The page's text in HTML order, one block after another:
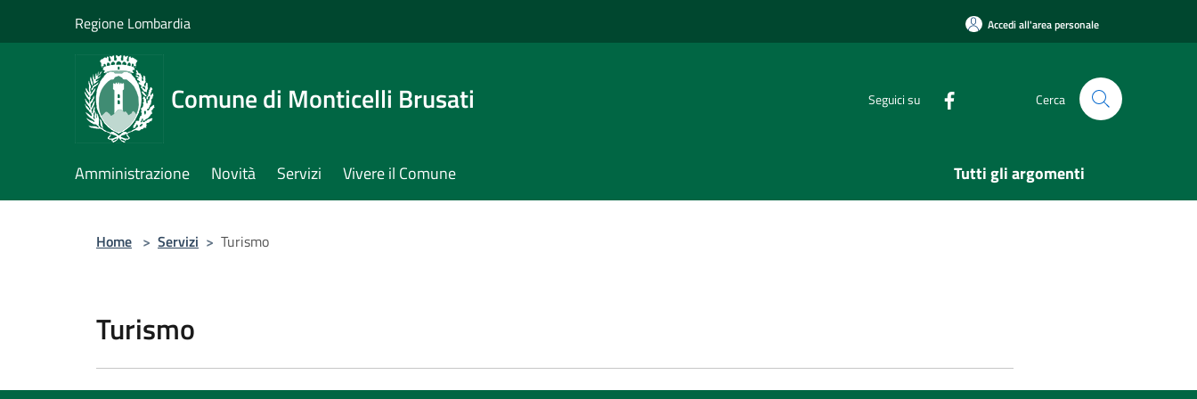
Regione Lombardia Accedi all'area personale
Comune di Monticelli Brusati Seguici su Cerca
Amministrazione Novità Servizi Vivere il Comune Tutti gli argomenti
Home > Servizi > Turismo
Turismo